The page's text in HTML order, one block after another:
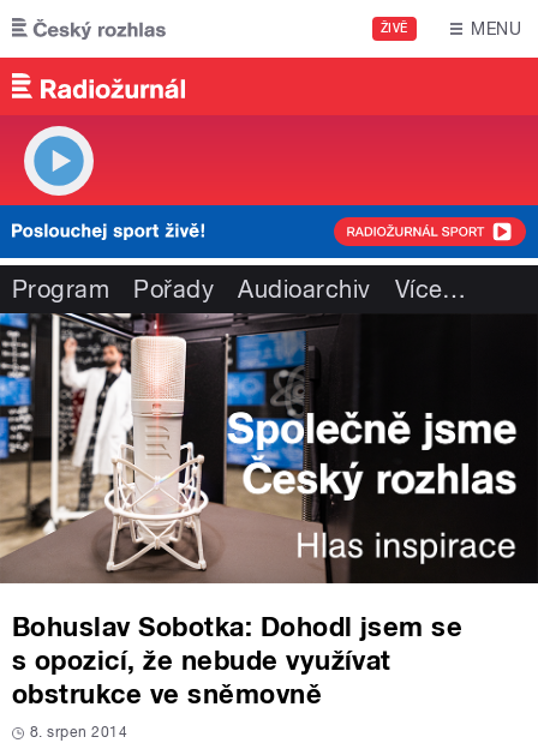
Přejít k hlavnímu obsahu
ŽIVĚ MENU
Program Pořady Audioarchiv Více…
Bohuslav Sobotka: Dohodl jsem se
s opozicí, že nebude využívat
obstrukce ve sněmovně
8. srpen 2014